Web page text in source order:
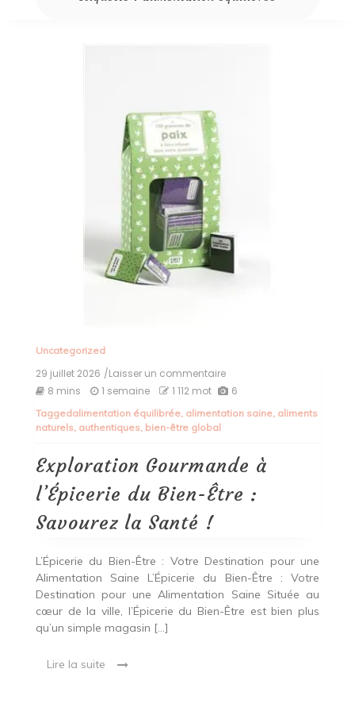
Uncategorized
29 juillet 2026 /Laisser un commentaireon
Exploration
à
Bien-
Être
:
Savourez
8 mins 1 semaine 1 112 mot 6
Taggedalimentation équilibrée, alimentation saine, aliments
naturels, authentiques, bien-être global
Exploration Gourmande à
l’Épicerie du Bien-Être :
Savourez la Santé !
L’Épicerie du Bien-Être : Votre Destination pour une
Alimentation Saine L’Épicerie du Bien-Être : Votre
Destination pour une Alimentation Saine Située au
cœur de la ville, l’Épicerie du Bien-Être est bien plus
qu’un simple magasin […]
Lire la suite